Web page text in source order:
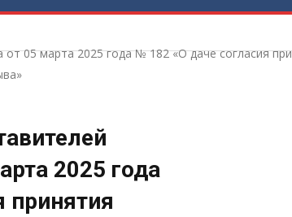
05 марта 2025 года № 182 «О даче согласия
2025 года
принятия